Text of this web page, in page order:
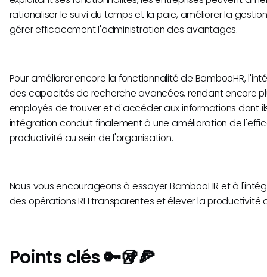
rationaliser le suivi du temps et la paie, améliorer la
gérer efficacement l'administration des avantages.
Pour améliorer encore la fonctionnalité de BambooHR,
des capacités de recherche avancées, rendant encore
employés de trouver et d'accéder aux informations dont
intégration conduit finalement à une amélioration de
productivité au sein de l'organisation.
Nous vous encourageons à essayer BambooHR et à
des opérations RH transparentes et élever la productivité
Points clés 🔑🥡🍕